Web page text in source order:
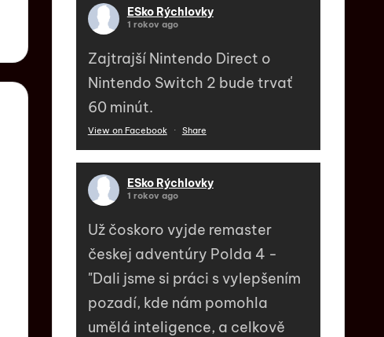
ESko Rýchlovky
1 rokov ago
Zajtrajší Nintendo Direct o
Nintendo Switch 2 bude trvať
60 minút.
View on Facebook · Share
ESko Rýchlovky
1 rokov ago
Už čoskoro vyjde remaster
českej adventúry Polda 4 -
"Dali jsme si práci s vylepšením
pozadí, kde nám pomohla
umělá inteligence, a celkově